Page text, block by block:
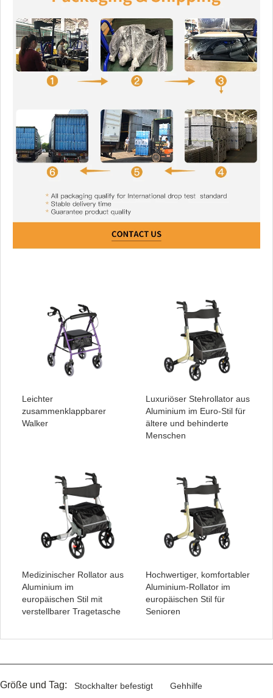
Leichter
zusammenklappbarer
Walker
Luxuriöser Stehrollator aus
Aluminium im Euro-Stil für
ältere und behinderte
Menschen
Medizinischer Rollator aus
Aluminium im
europäischen Stil mit
verstellbarer Tragetasche
Hochwertiger, komfortabler
Aluminium-Rollator im
europäischen Stil für
Senioren
Größe und Tag: Stockhalter befestigt
Gehhilfe